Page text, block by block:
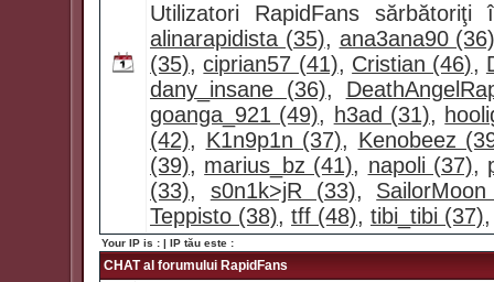
Utilizatori RapidFans
alinarapidista (35), ana3ana90
(35),ciprian57 (41), Cristian (46),
dany_insane (36),
goanga_921 (49), h3ad (31),
(42), K1n9p1n (37), Kenobeez
(39), marius_bz (41), napoli (37),
(33), s0n1k>jR (33),
Teppisto (38), tff (48), tibi_tibi (37)
Your IP is : | IP tău este :
CHAT al forumului RapidFans